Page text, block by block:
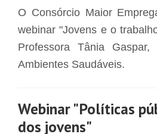
O Consórcio Maior
webinar "Jovens e o
Professora Tânia
Ambientes Saudáveis.
Webinar "Políticas
dos jovens"